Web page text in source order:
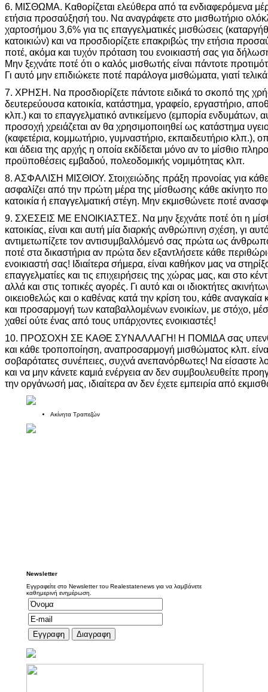
6. ΜΙΣΘΩΜΑ. Καθορίζεται ελεύθερα από τα ενδιαφερόμενα
ετήσια προσαύξησή του. Να αναγράφετε στο μισθωτήριο
χαρτοσήμου 3,6% για τις επαγγελματικές μισθώσεις
κατοικιών) και να προσδιορίζετε επακριβώς την ετήσια
ποτέ, ακόμα και τυχόν πρόταση του ενοικιαστή σας για
Μην ξεχνάτε ποτέ ότι ο καλός μισθωτής είναι πάντοτε
Γι αυτό μην επιδιώκετε ποτέ παράλογα μισθώματα, γιατί
7. ΧΡΗΣΗ. Να προσδιορίζετε πάντοτε ειδικά το σκοπό της
δευτερεύουσα κατοικία, κατάστημα, γραφείο, εργαστήριο,
κλπ.) και το επαγγελματικό αντικείμενο (εμπορία ενδυμάτων,
προσοχή χρειάζεται αν θα χρησιμοποιηθεί ως κατάστημα
(καφετέρια, κομμωτήριο, γυμναστήριο, εκπαιδευτήριο κλπ.),
και άδεια της αρχής η οποία εκδίδεται μόνο αν το μίσθιο
προϋποθέσεις εμβαδού, πολεοδομικής νομιμότητας κλπ.
8. ΑΣΦΑΛΙΣΗ ΜΙΣΘΙΟΥ. Στοιχειώδης πράξη προνοίας για κάθε
ασφαλίζει από την πρώτη μέρα της μίσθωσης κάθε ακίνητο που
κατοικία ή επαγγελματική στέγη. Μην εκμισθώνετε ποτέ
9. ΣΧΕΣΕΙΣ ΜΕ ΕΝΟΙΚΙΑΣΤΕΣ. Να μην ξεχνάτε ποτέ ότι η
κατοικίας, είναι και αυτή μία διαρκής ανθρώπινη σχέση, γι
αντιμετωπίζετε τον αντισυμβαλλόμενό σας πρώτα ως
ποτέ στα δικαστήρια αν πρώτα δεν εξαντλήσετε κάθε
ενοικιαστή σας! Ιδιαίτερα σήμερα, είναι καθήκον μας να
επαγγελματίες και τις επιχειρήσεις της χώρας μας, και στο
αλλά και στις τοπικές αγορές. Γι αυτό και οι ιδιοκτήτες
οικειοθελώς και ο καθένας κατά την κρίση του, κάθε
και προσαρμογή των καταβαλλομένων ενοικίων, με στόχο,
χαθεί ούτε ένας από τους υπάρχοντες ενοικιαστές!
10. ΠΡΟΣΟΧΗ ΣΕ ΚΑΘΕ ΣΥΝΑΛΛΑΓΗ! Η ΠΟΜΙΔΑ σας
και κάθε τροποποίηση, αναπροσαρμογή μισθώματος κλπ.
σοβαρότατες συνέπειες, συχνά ανεπανόρθωτες! Να είσαστε
και να μην κάνετε καμιά ενέργεια αν δεν συμβουλευθείτε
την οργάνωσή μας, ιδιαίτερα αν δεν έχετε εμπειρία από
Ακίνητα Τραπεζών
Newsletter
Εγγραφείτε στο Newsletter του Realestatenews για να λαμβάνετε
καθημερινή ενημέρωση.